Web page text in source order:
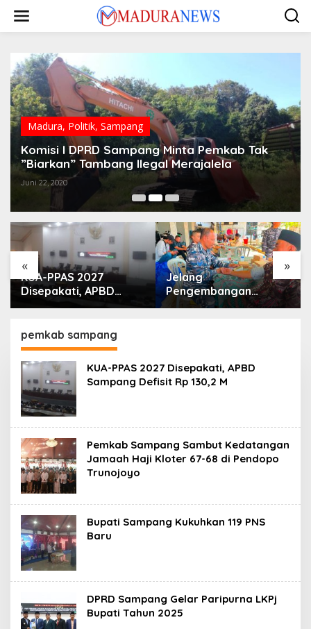
konten
Madura, Politik, Sampang
Komisi I DPRD Sampang Minta Pemkab Tak
”Biarkan” Tambang Ilegal Merajalela
Juni 22, 2020
« »
KUA-PPAS 2027
Disepakati, APBD
Sampang Defisit Rp
Jelang
Pengembangan
Lapangan Hidayah,
pemkab sampang
KUA-PPAS 2027 Disepakati, APBD
Sampang Defisit Rp 130,2 M
Pemkab Sampang Sambut Kedatangan
Jamaah Haji Kloter 67-68 di Pendopo
Trunojoyo
Bupati Sampang Kukuhkan 119 PNS
Baru
DPRD Sampang Gelar Paripurna LKPj
Bupati Tahun 2025